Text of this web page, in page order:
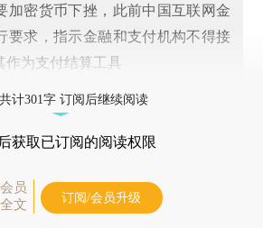
加密货币下挫，此前中国互联网金
要求，指示金融和支付机构不得接
作为支付结算工具
计301字 订阅后继续阅读
后获取已订阅的阅读权限
员
文
订阅/会员升级